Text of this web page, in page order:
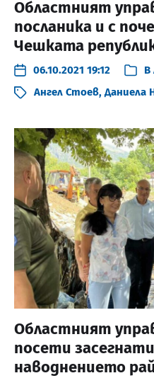
Областният
посланика и с
Чешката
06.10.2021 19:12 В
Ангел Стоев,Даниела
Областният
посети
наводнението